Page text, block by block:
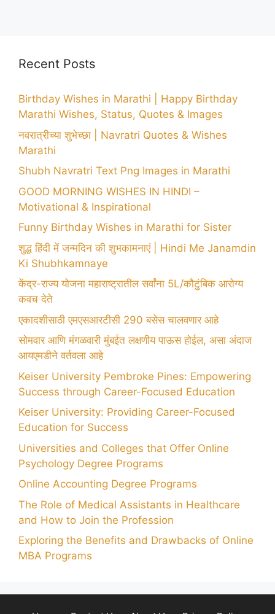
Recent Posts
Birthday Wishes in Marathi | Happy Birthday
Marathi Wishes, Status, Quotes & Images
नवरात्रीच्या शुभेच्छा | Navratri Quotes & Wishes
Marathi
Shubh Navratri Text Png Images in Marathi
GOOD MORNING WISHES IN HINDI –
Motivational & Inspirational
Funny Birthday Wishes in Marathi for Sister
शुद्ध हिंदी में जन्मदिन की शुभकामनाएं | Hindi Me Janamdin
Ki Shubhkamnaye
केंद्र-राज्य योजना महाराष्ट्रातील सर्वांना 5L/कौटुंबिक आरोग्य
कवच देते
एकादशीसाठी एमएसआरटीसी 290 बसेस चालवणार आहे
सोमवार आणि मंगळवारी मुंबईत लक्षणीय पाऊस होईल, असा अंदाज
आयएमडीने वर्तवला आहे
Keiser University Pembroke Pines: Empowering
Success through Career-Focused Education
Keiser University: Providing Career-Focused
Education for Success
Universities and Colleges that Offer Online
Psychology Degree Programs
Online Accounting Degree Programs
The Role of Medical Assistants in Healthcare
and How to Join the Profession
Exploring the Benefits and Drawbacks of Online
MBA Programs